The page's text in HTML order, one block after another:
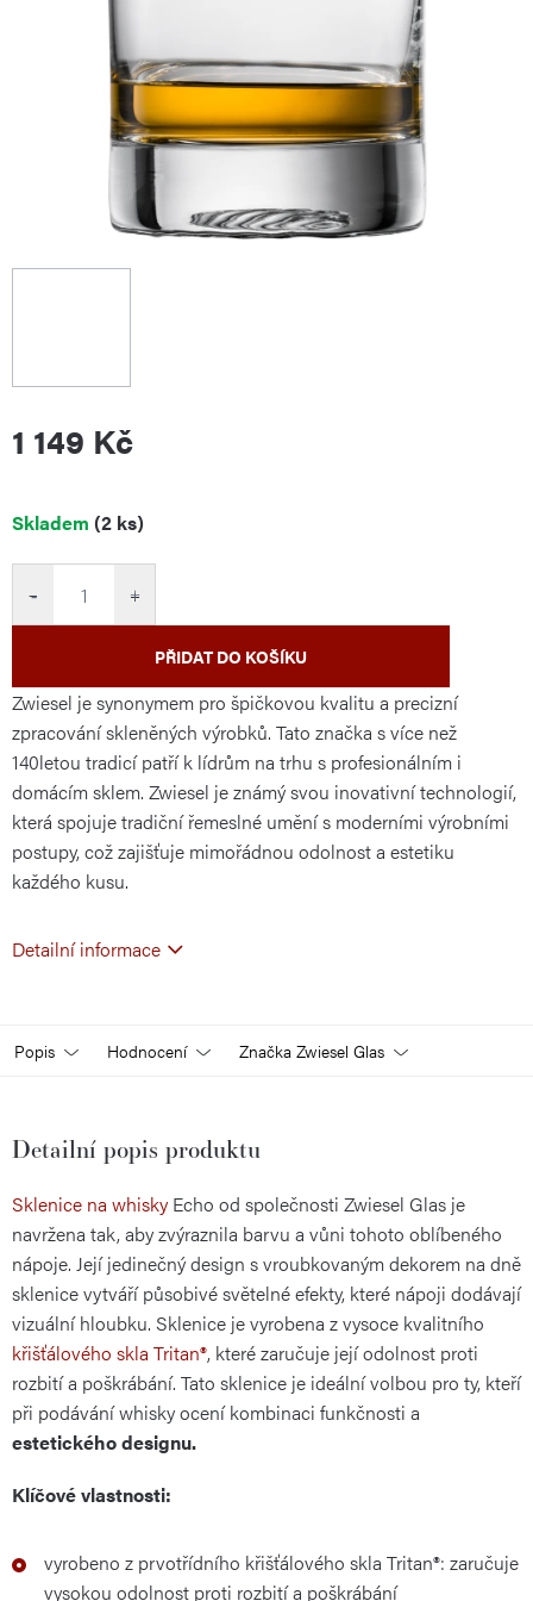
1 149 Kč
Měrná
Skladem (2 ks)
+
−
PŘIDAT DO KOŠÍKU
Zwiesel je synonymem pro špičkovou kvalitu a precizní
zpracování skleněných výrobků. Tato značka s více než
140letou tradicí patří k lídrům na trhu s profesionálním i
domácím sklem. Zwiesel je známý svou inovativní technologií,
která spojuje tradiční řemeslné umění s moderními výrobními
postupy, což zajišťuje mimořádnou odolnost a estetiku
každého kusu.
Detailní informace
Popis Hodnocení Značka Zwiesel Glas
Detailní popis produktu
Sklenice na whiskyEcho od společnosti Zwiesel Glas je
navržena tak, aby zvýraznila barvu a vůni tohoto oblíbeného
nápoje. Její jedinečný design s vroubkovaným dekorem na dně
sklenice vytváří působivé světelné efekty, které nápoji dodávají
vizuální hloubku. Sklenice je vyrobena z vysoce kvalitního
křišťálového skla Tritan®, které zaručuje její odolnost proti
rozbití a poškrábání. Tato sklenice je ideální volbou pro ty, kteří
při podávání whisky ocení kombinaci funkčnosti a
estetického designu.
Klíčové vlastnosti:
vyrobeno z prvotřídního křišťálového skla Tritan®: zaručuje
vysokou odolnost proti rozbití a poškrábání